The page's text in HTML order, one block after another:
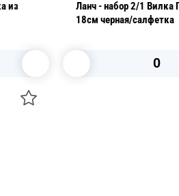
Ланч - набор 2/1 Вилка Премиум
18см черная/салфетка